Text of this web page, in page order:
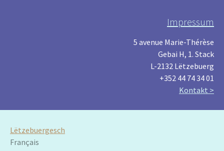
Impressum
5 avenue Marie-Thérèse
Gebai H, 1. Stack
L-2132 Lëtzebuerg
+352 44 74 34 01
Kontakt >
Lëtzebuergesch
Français